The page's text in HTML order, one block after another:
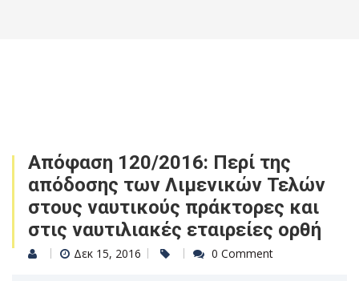
Απόφαση 120/2016: Περί της
απόδοσης των Λιμενικών Τελών
στους ναυτικούς πράκτορες και
στις ναυτιλιακές εταιρείες ορθή
Δεκ 15, 2016 0 Comment